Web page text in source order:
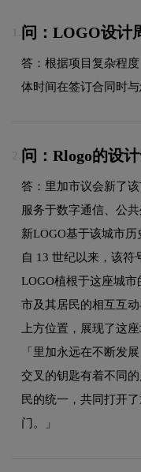
问：LOGO设计
答：根据项目复杂程
体时间在签订合同时与
2. 问：Rlogo的设
答：里加市议会新了
服务于数字通信、公
新LOGO基于该城市
自 13 世纪以来，该符
LOGO植根于这座城
市及其居民的相互互
上方位置，展现了这
「里加永远在不断发
交叉的钥匙有着不同
民的统一，共同打开
门。」